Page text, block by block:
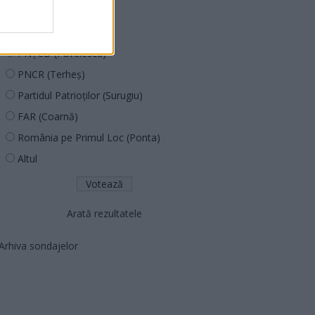
PUSL (D. Voiculescu)
PNȚCD (Pavelescu)
PNCR (Terheș)
Partidul Patrioților (Surugiu)
FAR (Coarnă)
România pe Primul Loc (Ponta)
Altul
Arată rezultatele
sondajelor